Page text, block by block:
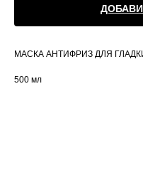
МАСКА АНТИФРИЗ ДЛЯ
500 мл